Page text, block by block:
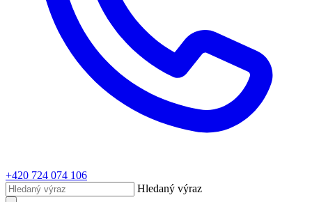
+420 724 074 106
Hledaný výraz